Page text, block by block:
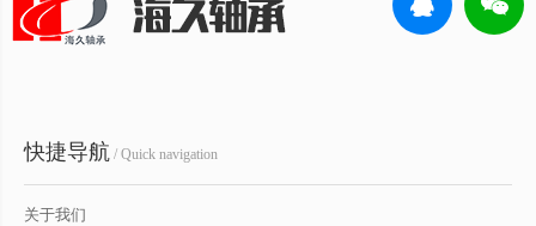
快捷导航 / Quick navigation
关于我们